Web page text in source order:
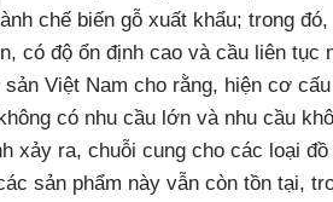
chế biến gỗ xuất khẩu; trong
có độ ổn định cao và cầu liên tục
Việt Nam cho rằng, hiện cơ
có nhu cầu lớn và nhu cầu
xảy ra, chuỗi cung cho các loại
sản phẩm này vẫn còn tồn tại,